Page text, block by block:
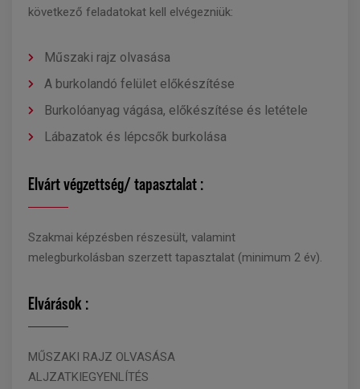
következő feladatokat kell elvégezniük:
Műszaki rajz olvasása
A burkolandó felület előkészítése
Burkolóanyag vágása, előkészítése és letétele
Lábazatok és lépcsők burkolása
Elvárt végzettség/ tapasztalat :
Szakmai képzésben részesült, valamint
melegburkolásban szerzett tapasztalat (minimum 2 év).
Elvárások :
MŰSZAKI RAJZ OLVASÁSA
ALJZATKIEGYENLÍTÉS